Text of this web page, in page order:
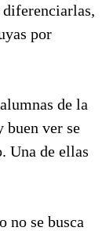
diferenciarlas,
por
de la
buen ver se
Una de ellas
no se busca